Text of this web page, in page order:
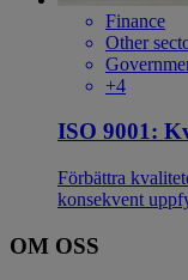
Finance
Other
+4
ISO 9001:
Förbättra
konsekvent
OM OSS